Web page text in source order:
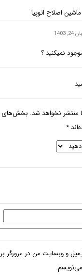
اصلاح اتوپیا
24, 1403
نمیکنید ؟
منتشر نخواهد شد. بخش‌های
*
و وبسایت من در مرورگر